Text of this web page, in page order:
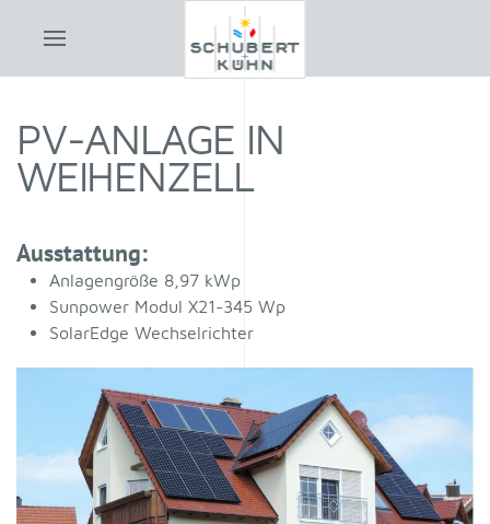
PV-ANLAGE IN
WEIHENZELL
Ausstattung:
Anlagengröße 8,97 kWp
Sunpower Modul X21-345 Wp
SolarEdge Wechselrichter